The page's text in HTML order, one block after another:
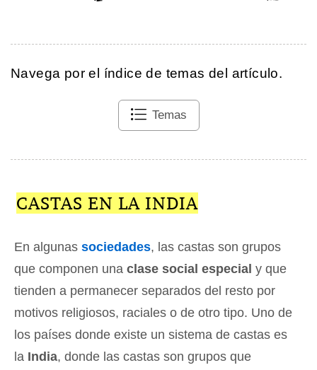
Navega por el índice de temas del artículo.
Temas
CASTAS EN LA INDIA
En algunas sociedades, las castas son grupos
que componen una clase social especial y que
tienden a permanecer separados del resto por
motivos religiosos, raciales o de otro tipo. Uno de
los países donde existe un sistema de castas es
la India, donde las castas son grupos que